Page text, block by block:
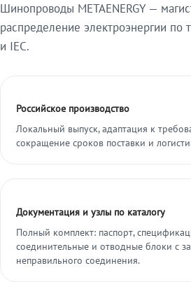
Шинопроводы METAENERGY —
распределение электроэнергии по
и IEC.
Российское производство
Локальный выпуск, адаптация к
сокращение сроков поставки и
Документация и узлы по каталогу
Полный комплект: паспорт,
соединительные и отводные блоки с
неправильного соединения.